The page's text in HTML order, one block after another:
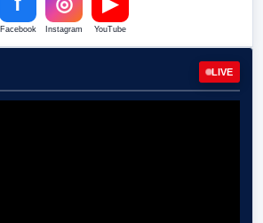
Facebook Instagram YouTube
LIVE